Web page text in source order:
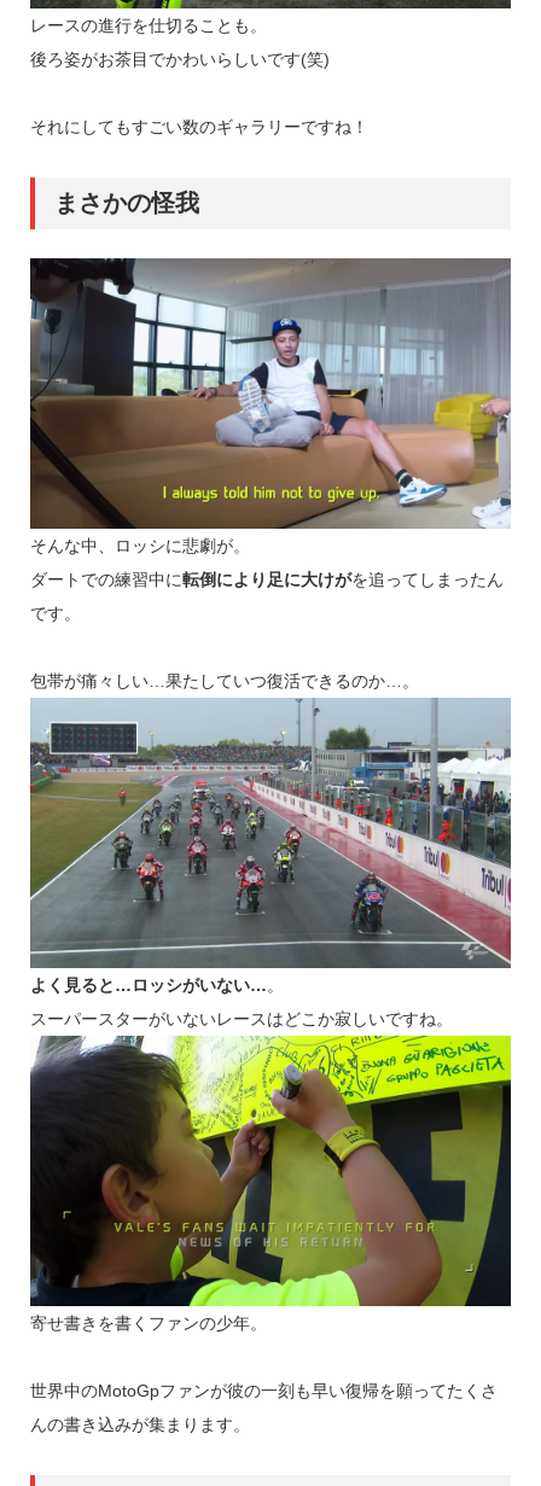
レースの進行を仕切ることも。
後ろ姿がお茶目でかわいらしいです(笑)
それにしてもすごい数のギャラリーですね！
まさかの怪我
そんな中、ロッシに悲劇が。
ダートでの練習中に転倒により足に大けがを追ってしまったん
です。
包帯が痛々しい…果たしていつ復活できるのか…。
よく見ると…ロッシがいない…。
スーパースターがいないレースはどこか寂しいですね。
寄せ書きを書くファンの少年。
世界中のMotoGpファンが彼の一刻も早い復帰を願ってたくさ
んの書き込みが集まります。